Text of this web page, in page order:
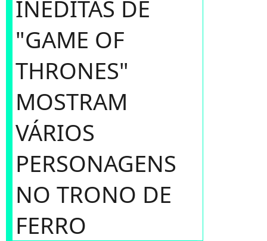
INÉDITAS DE
"GAME OF
THRONES"
MOSTRAM
VÁRIOS
PERSONAGENS
NO TRONO DE
FERRO